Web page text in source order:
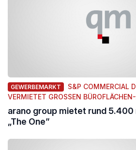
GEWERBEMARKT
S&P COMMERCIAL
VERMIETET GROSSEN BÜROFLÄCHEN-
arano group mietet rund 5.400
„The One”